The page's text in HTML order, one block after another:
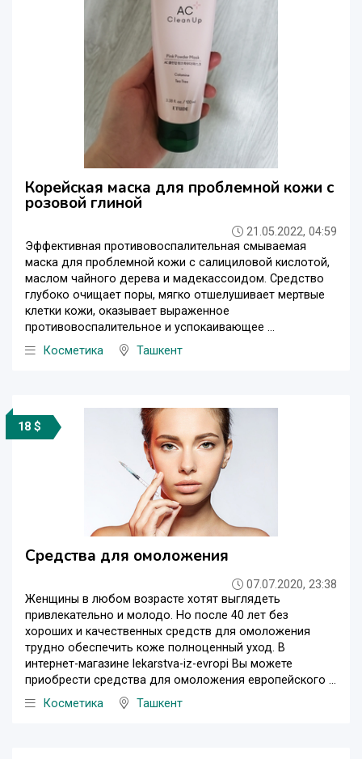
Корейская маска для проблемной кожи с
розовой глиной
21.05.2022, 04:59
Эффективная противовоспалительная смываемая
маска для проблемной кожи с салициловой кислотой,
маслом чайного дерева и мадекассоидом. Средство
глубоко очищает поры, мягко отшелушивает мертвые
клетки кожи, оказывает выраженное
противовоспалительное и успокаивающее ...
Косметика
Ташкент
18 $
Средства для омоложения
07.07.2020, 23:38
Женщины в любом возрасте хотят выглядеть
привлекательно и молодо. Но после 40 лет без
хороших и качественных средств для омоложения
трудно обеспечить коже полноценный уход. В
интернет-магазине lekarstva-iz-evropi Вы можете
приобрести средства для омоложения европейского ...
Косметика
Ташкент